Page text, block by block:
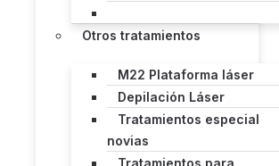
Otros tratamientos
M22 Plataforma láser
Depilación Láser
Tratamientos especial
novias